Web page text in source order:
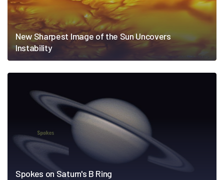
New Sharpest Image of the Sun Uncovers
Instability
Spokes on Saturn's B Ring